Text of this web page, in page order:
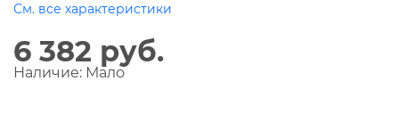
См. все характеристики
6 382 руб.
Наличие: Мало